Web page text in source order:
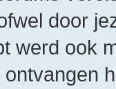
door
werd ook